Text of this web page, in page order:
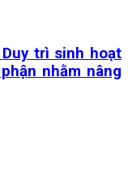
Duy trì sinh hoạt
nhằm nâng